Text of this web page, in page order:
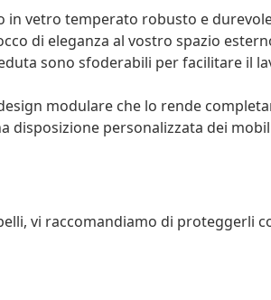
in vetro temperato robusto e
di eleganza al vostro spazio
sono sfoderabili per facilitare il
modulare che lo rende
disposizione personalizzata dei
vi raccomandiamo di proteggerli